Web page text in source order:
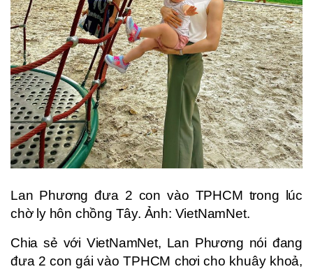
Lan Phương đưa 2 con vào TPHCM trong lúc
chờ ly hôn chồng Tây. Ảnh: VietNamNet.
Chia sẻ với VietNamNet, Lan Phương nói đang
đưa 2 con gái vào TPHCM chơi cho khuây khoả,